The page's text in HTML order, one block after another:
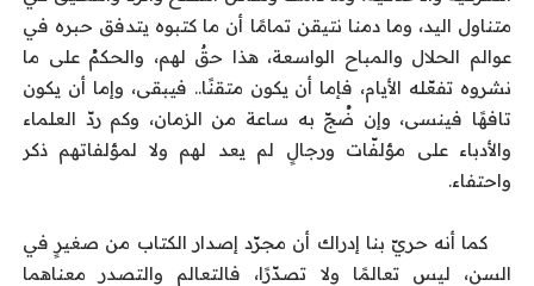
متناول اليد، وما دمنا نتيقن تمامًا أن ما كتبوه يتدفق حبره في
عوالم الحلال والمباح الواسعة، هذا حقٌ لهم، والحكمُ على ما
نشروه تفعّله الأيام، فإما أن يكون متقنًا.. فيبقى، وإما أن يكون
تافهًا فينسى، وإن ضُجّ به ساعة من الزمان، وكم ردّ العلماء
والأدباء على مؤلفّات ورجالٍ لم يعد لهم ولا لمؤلفاتهم ذكر
واحتفاء.
كما أنه حريّ بنا إدراك أن مجرّد إصدار الكتاب من صغيرٍ في
السن، ليس تعالمًا ولا تصدّرًا، فالتعالم والتصدر معناهما